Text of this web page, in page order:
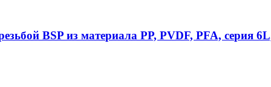
BSP из материала PP, PVDF, PFA, серия